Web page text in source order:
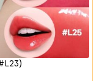
màu san hô
phong cách
dễ thương, trẻ